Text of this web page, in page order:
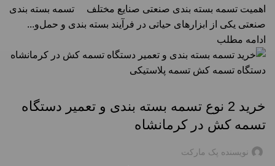
اهمیت تسمه بسته بندی صنعتی صنایع مختلف تسمه بسته بندی
صنعتی یکی از ابزارهای حیاتی در فرآیند بسته‌ بندی و حمل‌و...
ادامه مطلب
خرید 2 نوع تسمه بسته بندی و تعمیر دستگاه
تسمه کش در کرمانشاه
نویسنده پک مارکت